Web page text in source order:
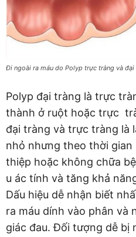
Đi ngoài ra máu do Polyp trực tràng và đại
Polyp đại tràng là trực
thành ở ruột hoặc trực
đại tràng và trực tràng là
nhỏ nhưng theo thời gian
thiệp hoặc không chữa
u ác tính và tăng khả
Dấu hiệu dễ nhận biết
ra máu dính vào phân và
giác đau. Đối tượng dễ bị